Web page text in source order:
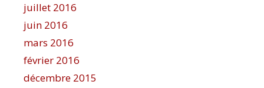
juillet 2016
juin 2016
mars 2016
février 2016
décembre 2015